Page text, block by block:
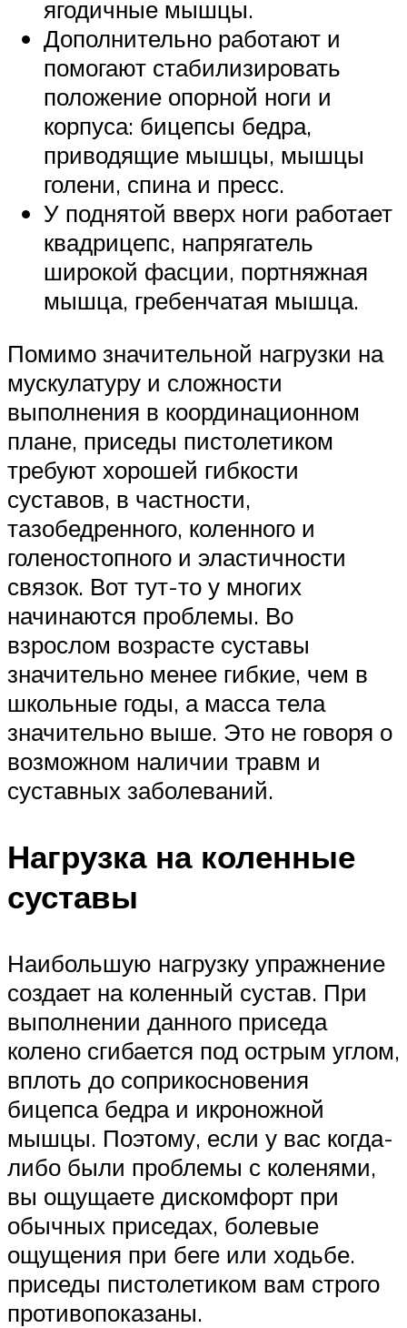
ягодичные мышцы.
Дополнительно работают и
помогают стабилизировать
положение опорной ноги и
корпуса: бицепсы бедра,
приводящие мышцы, мышцы
голени, спина и пресс.
У поднятой вверх ноги работает
квадрицепс, напрягатель
широкой фасции, портняжная
мышца, гребенчатая мышца.
Помимо значительной нагрузки на
мускулатуру и сложности
выполнения в координационном
плане, приседы пистолетиком
требуют хорошей гибкости
суставов, в частности,
тазобедренного, коленного и
голеностопного и эластичности
связок. Вот тут-то у многих
начинаются проблемы. Во
взрослом возрасте суставы
значительно менее гибкие, чем в
школьные годы, а масса тела
значительно выше. Это не говоря о
возможном наличии травм и
суставных заболеваний.
Нагрузка на коленные
суставы
Наибольшую нагрузку упражнение
создает на коленный сустав. При
выполнении данного приседа
колено сгибается под острым углом,
вплоть до соприкосновения
бицепса бедра и икроножной
мышцы. Поэтому, если у вас когда-
либо были проблемы с коленями,
вы ощущаете дискомфорт при
обычных приседах, болевые
ощущения при беге или ходьбе.
приседы пистолетиком вам строго
противопоказаны.